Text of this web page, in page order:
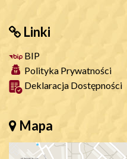
Linki
BIP
Polityka Prywatności
Deklaracja Dostępności
Mapa